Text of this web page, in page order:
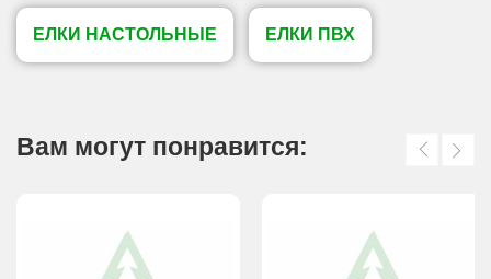
ЕЛКИ НАСТОЛЬНЫЕ ЕЛКИ ПВХ
Вам могут понравится: